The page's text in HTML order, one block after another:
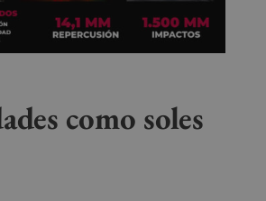
como soles